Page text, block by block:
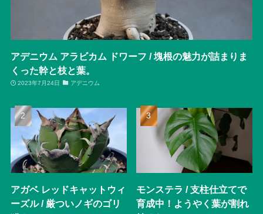
アデニウム アラビカム ドワーフ / 塊根の魅力が詰まりま
くった幹と枝と葉。
2023年7月24日 アデニウム
アガベ レッドキャットウィ
ーズル / 厳ついノギのゴリ
モンステラ / 支柱仕立てで
育成中！ようやく葉が割れ